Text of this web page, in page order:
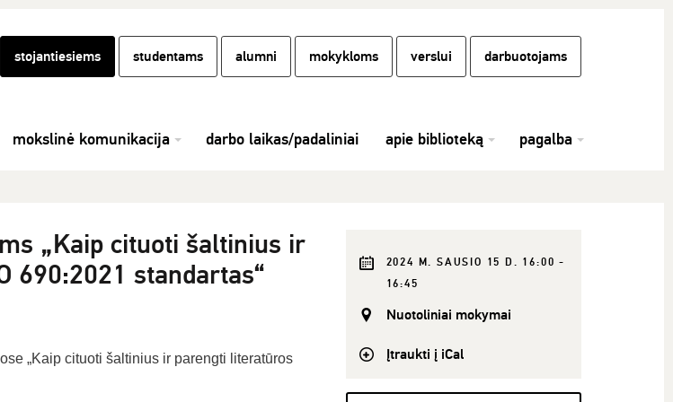
stojantiesiems studentams alumni mokykloms verslui darbuotojams
mokslinė komunikacija darbo laikas/padaliniai apie biblioteką pagalba
„Kaip cituoti šaltinius ir
690:2021 standartas“
„Kaip cituoti šaltinius ir parengti literatūros
2024 M. SAUSIO 15 D. 16:00 -
16:45
Nuotoliniai mokymai
Įtraukti į iCal